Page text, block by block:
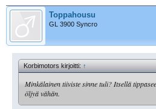
Toppahousu
GL 3900 Syncro
Korbimotors kirjoitti:↑
Minkälainen tiiviste sinne tuli? Itsellä
öljyä vähän.